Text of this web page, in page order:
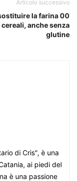
Articolo successivo
la farina 00
anche senza
glutine
di Cris", è una
ai piedi del
è una passione